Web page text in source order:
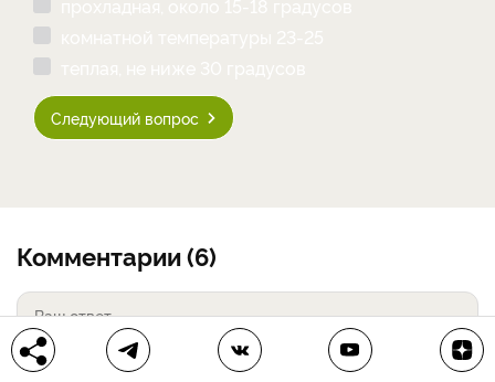
Следующий вопрос
Комментарии (6)